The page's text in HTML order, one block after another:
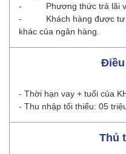
- Phương thức trả lãi và
- Khách hàng được tư
khác của ngân hàng.
- Thời hạn vay + tuổi của
- Thu nhập tối thiểu: 05
Thủ